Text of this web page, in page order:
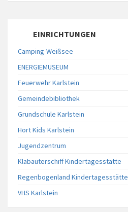
EINRICHTUNGEN
Camping-Weißsee
ENERGIEMUSEUM
Feuerwehr Karlstein
Gemeindebibliothek
Grundschule Karlstein
Hort Kids Karlstein
Jugendzentrum
Klabauterschiff Kindertagesstätte
Regenbogenland Kindertagesstätte
VHS Karlstein